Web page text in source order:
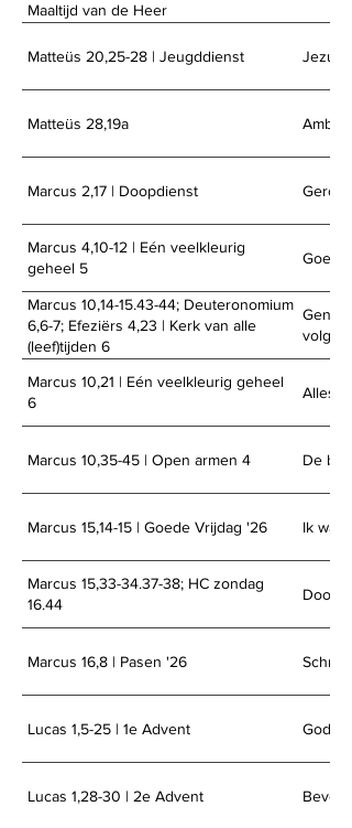
Maaltijd van de Heer
Matteüs 20,25-28 | Jeugddienst Jezus
Matteüs 28,19a
Marcus 2,17 | Doopdienst
Marcus 4,10-12 | Eén veelkleurig
geheel 5
Goede
Marcus 10,14-15.43-44; Deuteronomium
6,6-7; Efeziërs 4,23 | Kerk van alle
(leef)tijden 6
Marcus 10,21 | Eén veelkleurig geheel
6
Alles
Marcus 10,35-45 | Open armen 4 De
Marcus 15,14-15 | Goede Vrijdag '26 Ik was
Marcus 15,33-34.37-38; HC zondag
16.44
Marcus 16,8 | Pasen '26
Lucas 1,5-25 | 1e Advent Gods
Lucas 1,28-30 | 2e Advent